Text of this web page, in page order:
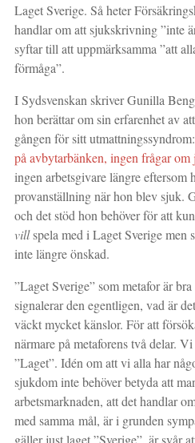
Laget Sverige. Så heter
handlar om att sjukskrivning ”inte
syftar till att uppmärksamma ”att
förmåga”.
I Sydsvenskan skriver Gunilla
hon berättar om sin erfarenhet av
gången för sitt utmattningssyndrom:
på avbytarbänken, ingen frågar om
ingen arbetsgivare längre eftersom
provanställning när hon blev sjuk.
och det stöd hon behöver för att
villspela med i Laget Sverige men
inte längre önskad.
”Laget Sverige” som metafor är
signalerar den egentligen, vad är
väckt mycket känslor. För att
närmare på metaforens två delar.
”Laget”. Idén om att vi alla har
sjukdom inte behöver betyda att
arbetsmarknaden, att det handlar
med samma mål, är i grunden